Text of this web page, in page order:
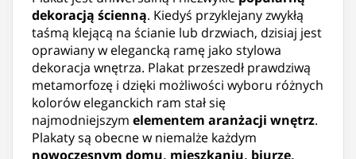
dekoracją ścienną. Kiedyś przyklejany zwykłą
taśmą klejącą na ścianie lub drzwiach, dzisiaj jest
oprawiany w elegancką ramę jako stylowa
dekoracja wnętrza. Plakat przeszedł prawdziwą
metamorfozę i dzięki możliwości wyboru różnych
kolorów eleganckich ram stał się
najmodniejszym elementem aranżacji wnętrz.
Plakaty są obecne w niemalże każdym
nowoczesnym domu, mieszkaniu, biurze,